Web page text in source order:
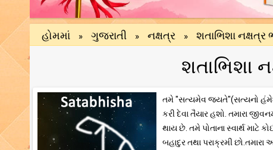
હોમમાં » ગુજરાતી » નક્ષત્ર » શતાભિશા
શતાભિશા
તમે "સત્યમેવ જયતે"(સત્યનો
કરી દેવા તૈયાર હશો. તમારા
થાય છે. તમે પોતાના સ્વાર્થ
બહાદુર તથા પરાક્રમી